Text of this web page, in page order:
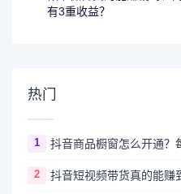
有3重收益？
热门
1 抖音商品橱窗怎么开通？
2 抖音短视频带货真的能赚